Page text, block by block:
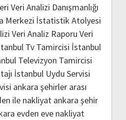
Veri Analizi Danışmanlığı
Merkezi İstatistik Atolyesi
Veri Analiz Raporu Veri
Tv Tamircisi İstanbul
Televizyon Tamircisi
İstanbul Uydu Servisi
ankara şehirler arası
ile nakliyat ankara şehir
evden eve nakliyat